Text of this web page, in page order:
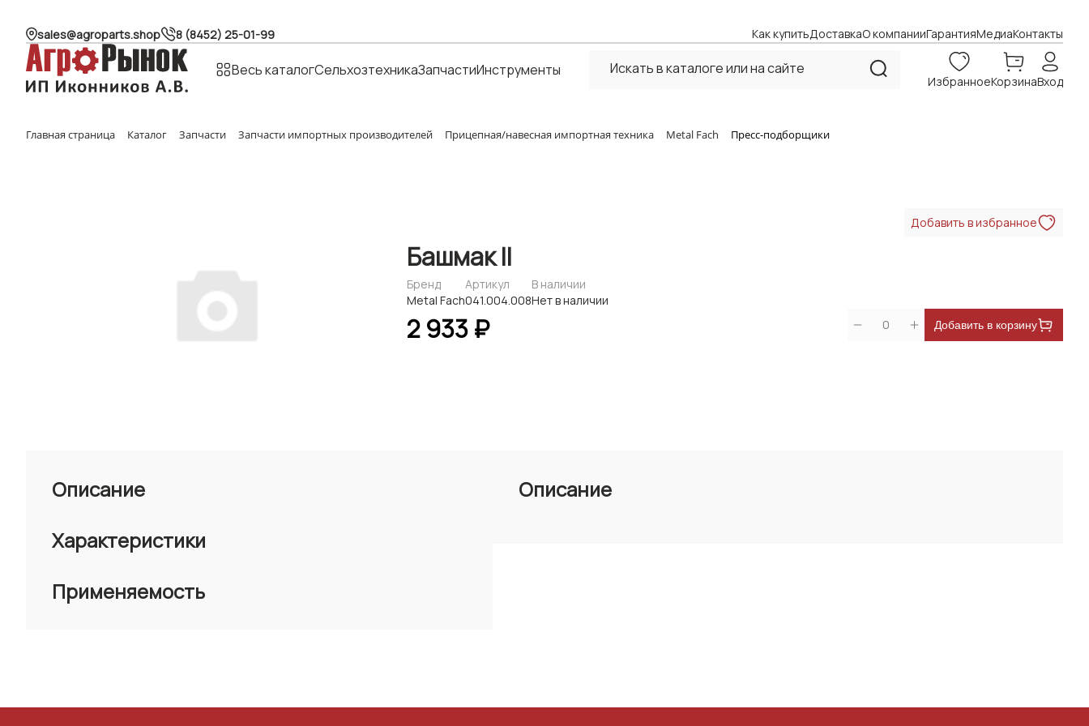
sales@agroparts.shop 8 (8452) 25-01-99 Как купитьДоставкаО компанииГарантияМедиаКонтакты
Весь каталогСельхозтехникаЗапчастиИнструменты
ИзбранноеКорзинаВход
Главная страница Каталог Запчасти Запчасти импортных производителей Прицепная/навесная импортная техника Metal Fach Пресс-подборщики
Добавить в избранное
Башмак II
Бренд
Metal Fach
Артикул
041.004.008
В наличии
Нет в наличии
2 933 ₽ 0 Добавить в корзину
Описание
Характеристики
Применяемость
Описание